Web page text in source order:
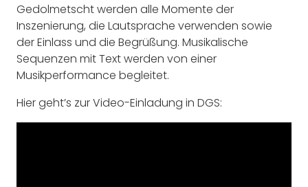
Gedolmetscht werden alle Momente der
Inszenierung, die Lautsprache verwenden sowie
der Einlass und die Begrüßung. Musikalische
Sequenzen mit Text werden von einer
Musikperformance begleitet.
Hier geht’s zur Video-Einladung in DGS: